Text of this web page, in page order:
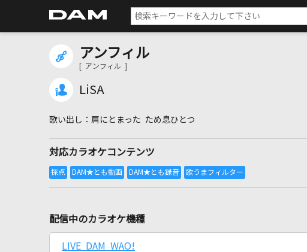
アンフィル
[ アンフィル ]
LiSA
肩にとまった ため息ひとつ
対応カラオケコンテンツ
配信中のカラオケ機種
LIVE DAM WAO!